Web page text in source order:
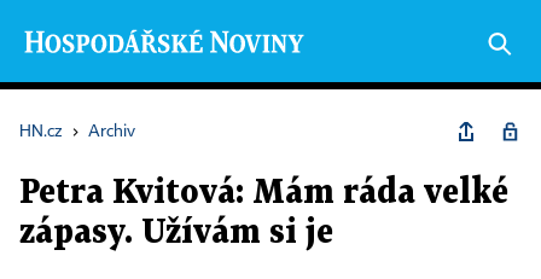
HN.cz › Archiv
Petra Kvitová: Mám ráda velké
zápasy. Užívám si je